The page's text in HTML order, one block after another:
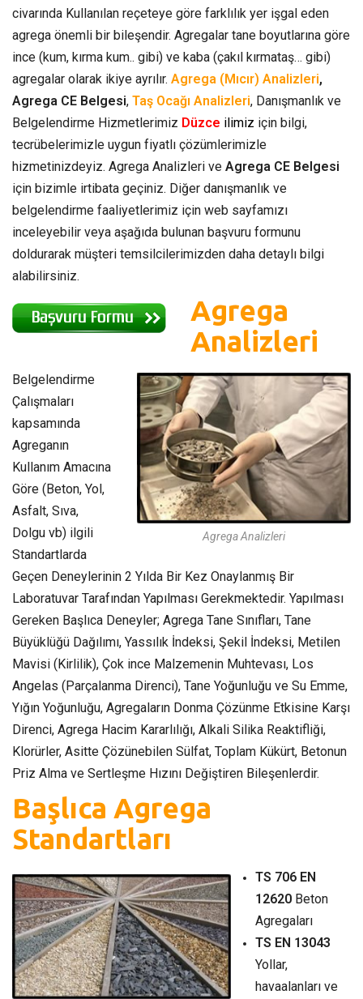
civarında Kullanılan reçeteye göre farklılık yer işgal eden
agrega önemli bir bileşendir. Agregalar tane boyutlarına göre
ince (kum, kırma kum.. gibi) ve kaba (çakıl kırmataş… gibi)
agregalar olarak ikiye ayrılır. Agrega (Mıcır) Analizleri,
Agrega CE Belgesi, Taş Ocağı Analizleri, Danışmanlık ve
Belgelendirme Hizmetlerimiz Düzce ilimiz için bilgi,
tecrübelerimizle uygun fiyatlı çözümlerimizle
hizmetinizdeyiz. Agrega Analizleri ve Agrega CE Belgesi
için bizimle irtibata geçiniz. Diğer danışmanlık ve
belgelendirme faaliyetlerimiz için web sayfamızı
inceleyebilir veya aşağıda bulunan başvuru formunu
doldurarak müşteri temsilcilerimizden daha detaylı bilgi
alabilirsiniz.
Agrega
Analizleri
Agrega Analizleri
Belgelendirme
Çalışmaları
kapsamında
Agreganın
Kullanım Amacına
Göre (Beton, Yol,
Asfalt, Sıva,
Dolgu vb) ilgili
Standartlarda
Geçen Deneylerinin 2 Yılda Bir Kez Onaylanmış Bir
Laboratuvar Tarafından Yapılması Gerekmektedir. Yapılması
Gereken Başlıca Deneyler; Agrega Tane Sınıfları, Tane
Büyüklüğü Dağılımı, Yassılık İndeksi, Şekil İndeksi, Metilen
Mavisi (Kirlilik), Çok ince Malzemenin Muhtevası, Los
Angelas (Parçalanma Direnci), Tane Yoğunluğu ve Su Emme,
Yığın Yoğunluğu, Agregaların Donma Çözünme Etkisine Karşı
Direnci, Agrega Hacim Kararlılığı, Alkali Silika Reaktifliği,
Klorürler, Asitte Çözünebilen Sülfat, Toplam Kükürt, Betonun
Priz Alma ve Sertleşme Hızını Değiştiren Bileşenlerdir.
Başlıca Agrega
Standartları
TS 706 EN
12620 Beton
Agregaları
TS EN 13043
Yollar,
havaalanları ve